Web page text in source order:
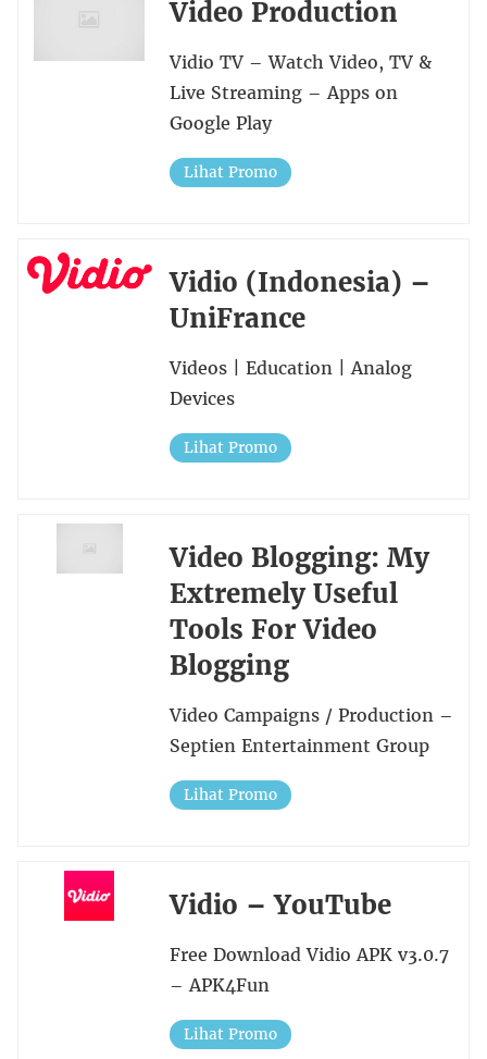
Video Production
Vidio TV – Watch Video, TV &
Live Streaming – Apps on
Google Play
Lihat Promo
Vidio (Indonesia) –
UniFrance
Videos | Education | Analog
Devices
Lihat Promo
Video Blogging: My
Extremely Useful
Tools For Video
Blogging
Video Campaigns / Production –
Septien Entertainment Group
Lihat Promo
Vidio – YouTube
Free Download Vidio APK v3.0.7
– APK4Fun
Lihat Promo